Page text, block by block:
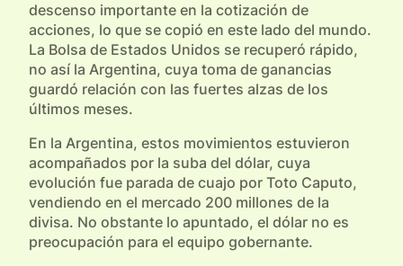
descenso importante en la cotización de
acciones, lo que se copió en este lado del mundo.
La Bolsa de Estados Unidos se recuperó rápido,
no así la Argentina, cuya toma de ganancias
guardó relación con las fuertes alzas de los
últimos meses.
En la Argentina, estos movimientos estuvieron
acompañados por la suba del dólar, cuya
evolución fue parada de cuajo por Toto Caputo,
vendiendo en el mercado 200 millones de la
divisa. No obstante lo apuntado, el dólar no es
preocupación para el equipo gobernante.